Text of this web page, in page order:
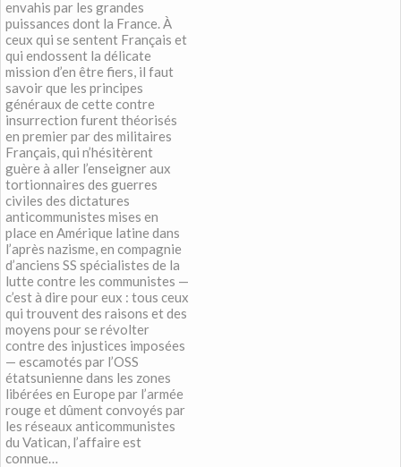
envahis par les grandes
puissances dont la France. À
ceux qui se sentent Français et
qui endossent la délicate
mission d’en être fiers, il faut
savoir que les principes
généraux de cette contre
insurrection furent théorisés
en premier par des militaires
Français, qui n’hésitèrent
guère à aller l’enseigner aux
tortionnaires des guerres
civiles des dictatures
anticommunistes mises en
place en Amérique latine dans
l’après nazisme, en compagnie
d’anciens SS spécialistes de la
lutte contre les communistes —
c’est à dire pour eux : tous ceux
qui trouvent des raisons et des
moyens pour se révolter
contre des injustices imposées
— escamotés par l’OSS
étatsunienne dans les zones
libérées en Europe par l’armée
rouge et dûment convoyés par
les réseaux anticommunistes
du Vatican, l’affaire est
connue…